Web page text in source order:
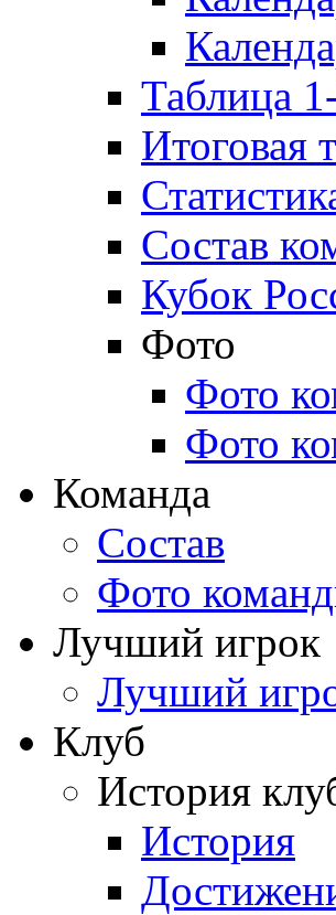
Таблица
Итоговая
Состав
Кубок
Фото
Фото
Фото
Команда
Состав
Фото
Лучший игрок
Лучший
Клуб
История
История